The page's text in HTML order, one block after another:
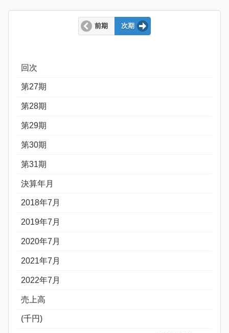
前期 次期
回次
第27期
第28期
第29期
第30期
第31期
決算年月
2018年7月
2019年7月
2020年7月
2021年7月
2022年7月
売上高
(千円)